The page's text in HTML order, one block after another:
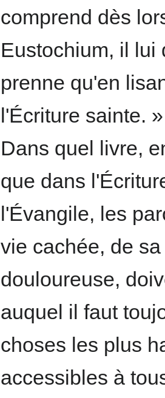
comprend dès
Eustochium, il
prenne qu'en
l'Écri­ture sainte. »
Dans quel livre,
que dans
l'Évangile, les
vie ca­chée, de
douloureuse,
auquel il faut
choses les plus
accessibles à